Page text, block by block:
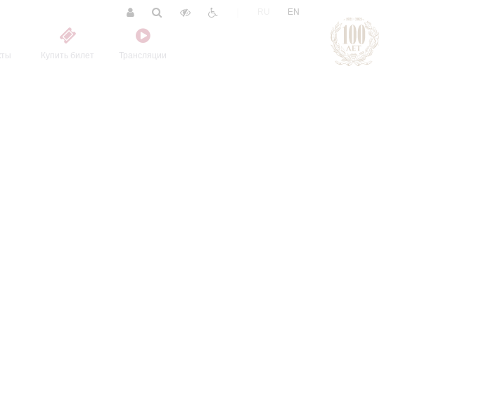
Купить билет Трансляции
EN